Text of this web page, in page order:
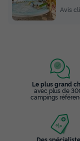
Avis
Le plus grand
avec plus de
campings
Des